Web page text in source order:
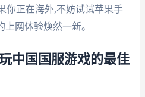
你正在海外,不妨试试苹果手
网体验焕然一新。
中国国服游戏的最佳